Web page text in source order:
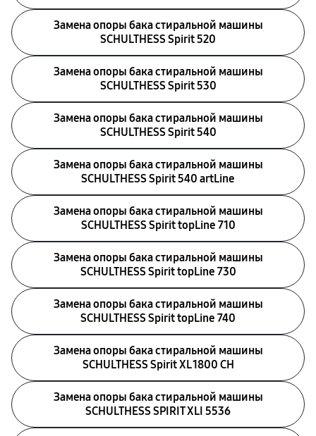
Замена опоры бака стиральной машины
SCHULTHESS Spirit 520
Замена опоры бака стиральной машины
SCHULTHESS Spirit 530
Замена опоры бака стиральной машины
SCHULTHESS Spirit 540
Замена опоры бака стиральной машины
SCHULTHESS Spirit 540 artLine
Замена опоры бака стиральной машины
SCHULTHESS Spirit topLine 710
Замена опоры бака стиральной машины
SCHULTHESS Spirit topLine 730
Замена опоры бака стиральной машины
SCHULTHESS Spirit topLine 740
Замена опоры бака стиральной машины
SCHULTHESS Spirit XL 1800 CH
Замена опоры бака стиральной машины
SCHULTHESS SPIRIT XLI 5536